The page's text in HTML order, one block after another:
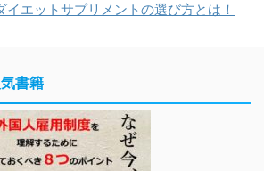
イエットサプリメントの選び方とは！
書籍